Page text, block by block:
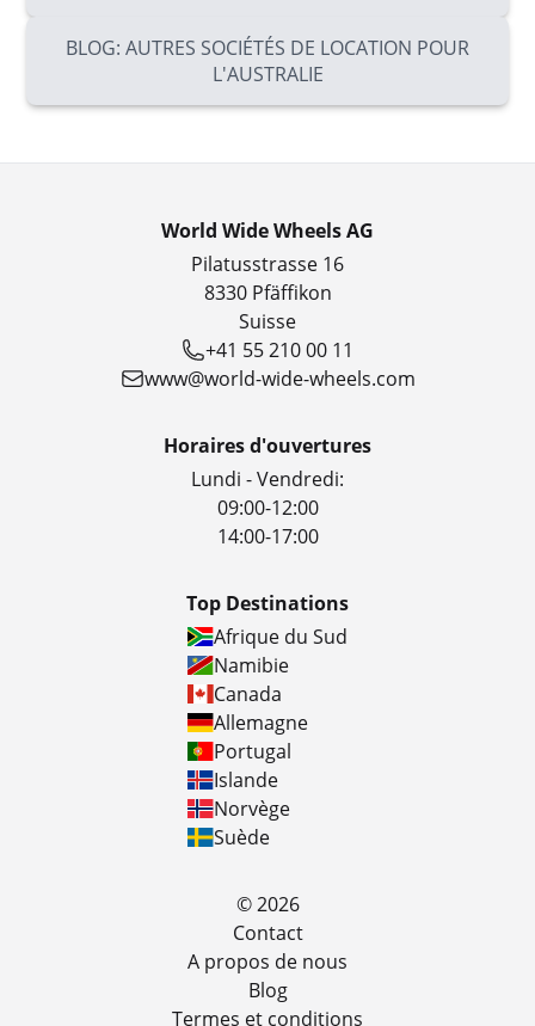
BLOG: AUTRES SOCIÉTÉS DE LOCATION POUR
L'AUSTRALIE
World Wide Wheels AG
Pilatusstrasse 16
8330 Pfäffikon
Suisse
+41 55 210 00 11
www@world-wide-wheels.com
Horaires d'ouvertures
Lundi - Vendredi:
09:00-12:00
14:00-17:00
Top Destinations
Afrique du Sud
Namibie
Canada
Allemagne
Portugal
Islande
Norvège
Suède
© 2026
Contact
A propos de nous
Blog
Termes et conditions